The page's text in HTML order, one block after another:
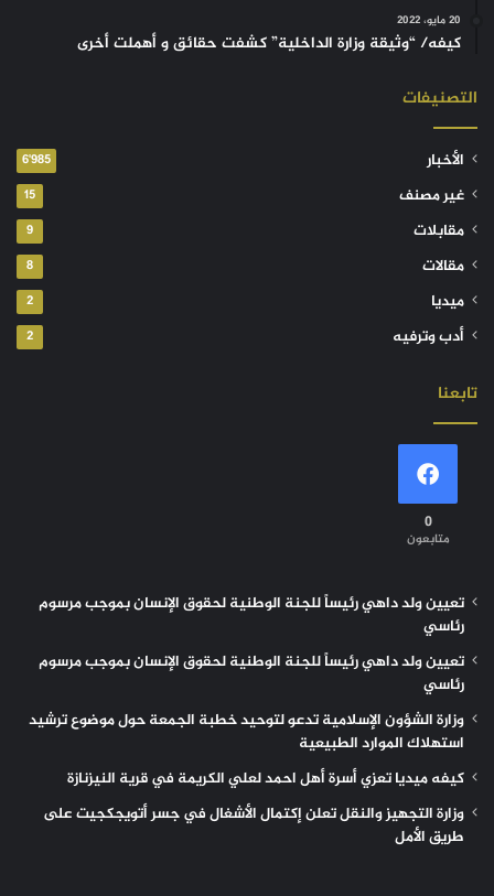
20 مايو، 2022
كيفه/ “وثيقة وزارة الداخلية” كشفت حقائق و أهملت أخرى
التصنيفات
الأخبار 6٬985
غير مصنف 15
مقابلات 9
مقالات 8
ميديا 2
أدب وترفيه 2
تابعنا
0
متابعون
تعيين ولد داهي رئيساً للجنة الوطنية لحقوق الإنسان بموجب مرسوم
رئاسي
تعيين ولد داهي رئيساً للجنة الوطنية لحقوق الإنسان بموجب مرسوم
رئاسي
وزارة الشؤون الإسلامية تدعو لتوحيد خطبة الجمعة حول موضوع ترشيد
استهلاك الموارد الطبيعية
كيفه ميديا تعزي أسرة أهل احمد لعلي الكريمة في قرية النيزنازة
وزارة التجهيز والنقل تعلن إكتمال الأشغال في جسر أتويجكجيت على
طريق الأمل